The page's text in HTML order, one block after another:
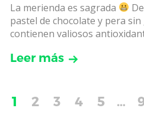
La merienda es sagrada
pastel de chocolate y pera
contienen valiosos
Leer más
1 2 3 4 5 …